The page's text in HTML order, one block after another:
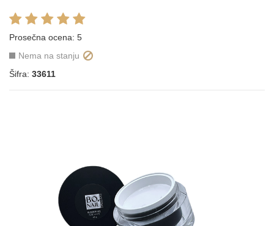
Prosečna ocena: 5
Nema na stanju
Šifra: 33611